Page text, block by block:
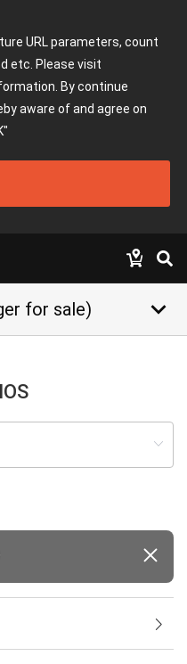
URL parameters, count
etc. Please visit
By continue
aware of and agree on
for sale) keyboard_arrow_down